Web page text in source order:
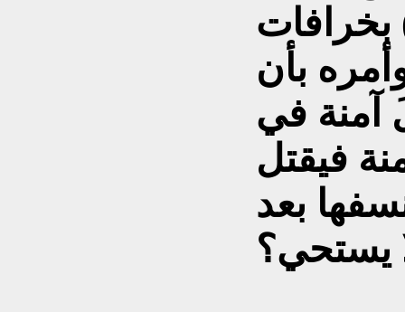
بخرافات
بأن
آمنة في
فيقتل
بعد
يستحي؟